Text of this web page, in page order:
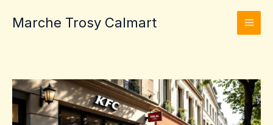
Marche Trosy Calmart